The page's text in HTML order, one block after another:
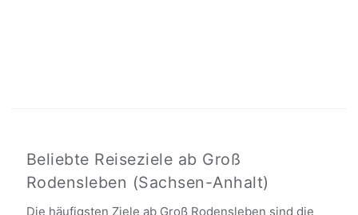
Beliebte Reiseziele ab Groß
Rodensleben (Sachsen-Anhalt)
Die häufigsten Ziele ab Groß Rodensleben sind die